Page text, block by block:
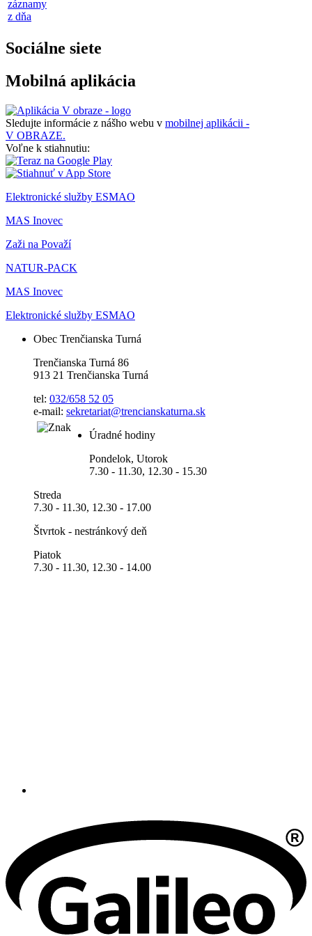
záznamy
z dňa
Sociálne siete
Mobilná aplikácia
Sledujte informácie z nášho webu v mobilnej aplikácii -
V OBRAZE.
Voľne k stiahnutiu:
Elektronické služby ESMAO
MAS Inovec
Zaži na Považí
NATUR-PACK
MAS Inovec
Elektronické služby ESMAO
Obec Trenčianska Turná
Trenčianska Turná 86
913 21 Trenčianska Turná
tel: 032/658 52 05
e-mail: sekretariat@trencianskaturna.sk
Úradné hodiny
Pondelok, Utorok
7.30 - 11.30, 12.30 - 15.30
Streda
7.30 - 11.30, 12.30 - 17.00
Štvrtok - nestránkový deň
Piatok
7.30 - 11.30, 12.30 - 14.00